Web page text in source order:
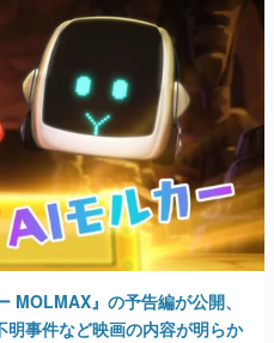
MOLMAX』の予告編が公開、
明事件など映画の内容が明らか